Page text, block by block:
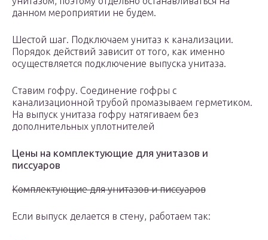
данном мероприятии не будем.
Шестой шаг. Подключаем унитаз к канализации.
Порядок действий зависит от того, как именно
осуществляется подключение выпуска унитаза.
Ставим гофру. Соединение гофры с
канализационной трубой промазываем герметиком.
На выпуск унитаза гофру натягиваем без
дополнительных уплотнителей
Цены на комплектующие для унитазов и
писсуаров
Комплектующие для унитазов и писсуаров
Если выпуск делается в стену, работаем так: